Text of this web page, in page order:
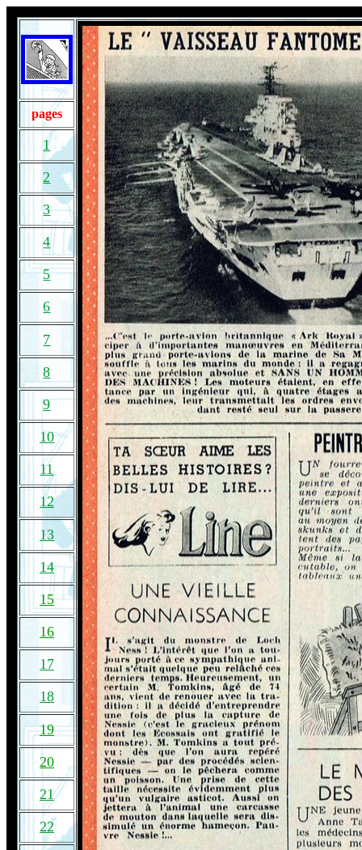
pages
1
2
3
4
5
6
7
8
9
10
11
12
13
14
15
16
17
18
19
20
21
22